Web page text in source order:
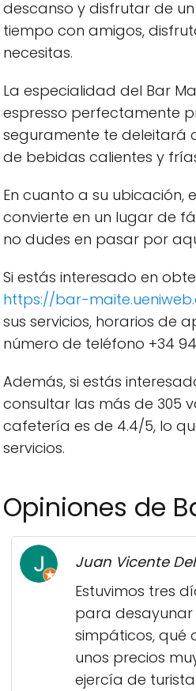
descanso y disfrutar de
tiempo con amigos,
necesitas.
La especialidad del Bar
espresso perfectamente
seguramente te deleitará
de bebidas calientes y
En cuanto a su ubicación,
convierte en un lugar de
no dudes en pasar por
Si estás interesado en
https://bar-
sus servicios, horarios de
número de teléfono +34
Además, si estás
consultar las más de 305
cafetería es de 4.4/5, lo
servicios.
Opiniones de
Juan Vicente
Estuvimos tres
para desayunar
simpáticos, qué
unos precios
ejercía de